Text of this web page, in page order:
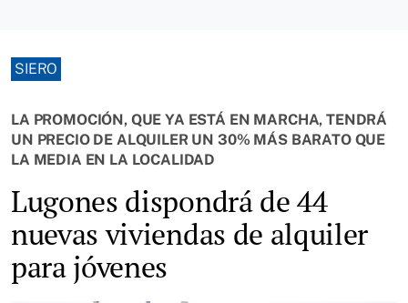
SIERO
LA PROMOCIÓN, QUE YA ESTÁ EN MARCHA, TENDRÁ
UN PRECIO DE ALQUILER UN 30% MÁS BARATO QUE
LA MEDIA EN LA LOCALIDAD
Lugones dispondrá de 44
nuevas viviendas de alquiler
para jóvenes